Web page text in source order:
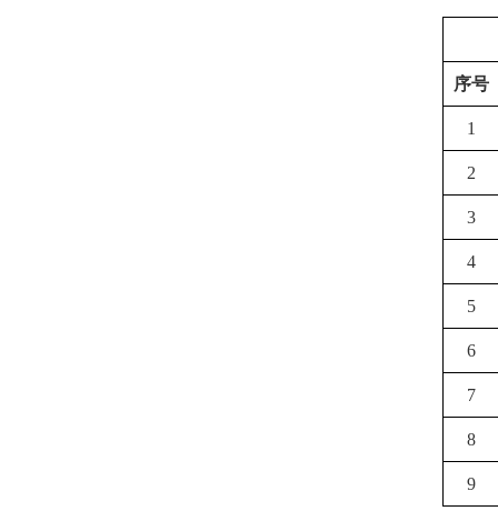
序号
1
2
3
4
5
6
7
8
9